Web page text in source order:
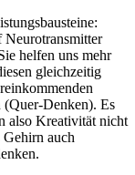
helfen uns mehr
gleichzeitig
Denken). Es
also Kreativität nicht
Gehirn auch